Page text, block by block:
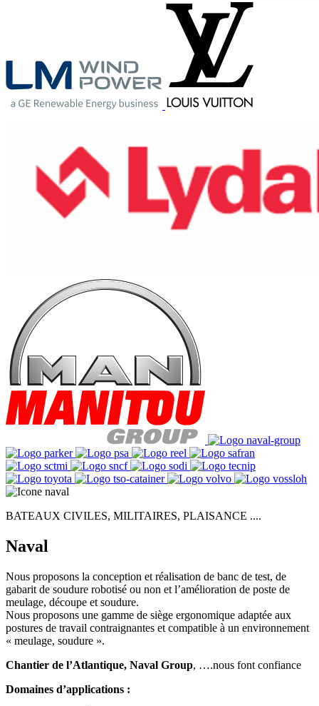
BATEAUX CIVILES, MILITAIRES, PLAISANCE ....
Naval
Nous proposons la conception et réalisation de banc de test, de
gabarit de soudure robotisé ou non et l’amélioration de poste de
meulage, découpe et soudure.
Nous proposons une gamme de siège ergonomique adaptée aux
postures de travail contraignantes et compatible à un environnement
« meulage, soudure ».
Chantier de l’Atlantique, Naval Group, ….nous font confiance
Domaines d’applications :